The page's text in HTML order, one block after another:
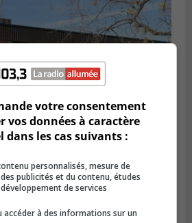
sa transition verte
votre consentement
vos données à caractère
dans les cas suivants :
personnalisés, mesure de
publicités et du contenu, études
développement de services
à des informations sur un